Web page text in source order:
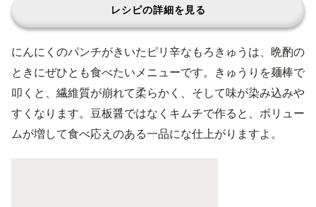
レシピの詳細を見る
にんにくのパンチがきいたピリ辛なもろきゅうは、晩酌の
ときにぜひとも食べたいメニューです。きゅうりを麺棒で
叩くと、繊維質が崩れて柔らかく、そして味が染み込みや
すくなります。豆板醤ではなくキムチで作ると、ボリュー
ムが増して食べ応えのある一品にな仕上がりますよ。